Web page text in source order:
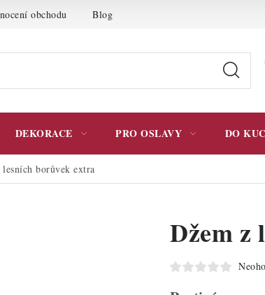
obchodu Blog
DEKORACE PRO OSLAVY DO
lesních borůvek extra
Džem z